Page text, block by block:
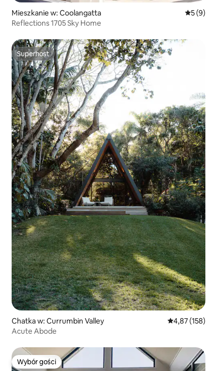
Mieszkanie w: Coolangatta Średnia
5 (9)
Reflections 1705 Sky Home
Superhost
Superhost
Chatka w: Currumbin Valley Średnia
4,87 (158)
Acute Abode
Wybór gości
Wybór gości